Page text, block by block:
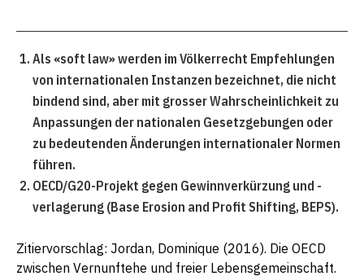
Als «soft law» werden im Völkerrecht Empfehlungen
von internationalen Instanzen bezeichnet, die nicht
bindend sind, aber mit grosser Wahrscheinlichkeit zu
Anpassungen der nationalen Gesetzgebungen oder
zu bedeutenden Änderungen internationaler Normen
führen.
OECD/G20-Projekt gegen Gewinnverkürzung und -
verlagerung (Base Erosion and Profit Shifting, BEPS).
Zitiervorschlag: Jordan, Dominique (2016). Die OECD
zwischen Vernunftehe und freier Lebensgemeinschaft.